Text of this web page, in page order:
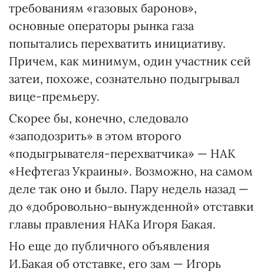
требованиям «газовых баронов»,
основные операторы рынка газа
попытались перехватить инициативу.
Причем, как минимум, один участник сей
затеи, похоже, сознательно подыгрывал
вице-премьеру.
Скорее бы, конечно, следовало
«заподозрить» в этом второго
«подыгрывателя-перехватчика» — НАК
«Нефтегаз Украины». Возможно, на самом
деле так оно и было. Пару недель назад —
до «добровольно-вынужденной» отставки
главы правления НАКа Игоря Бакая.
Но еще до публичного объявления
И.Бакая об отставке, его зам — Игорь